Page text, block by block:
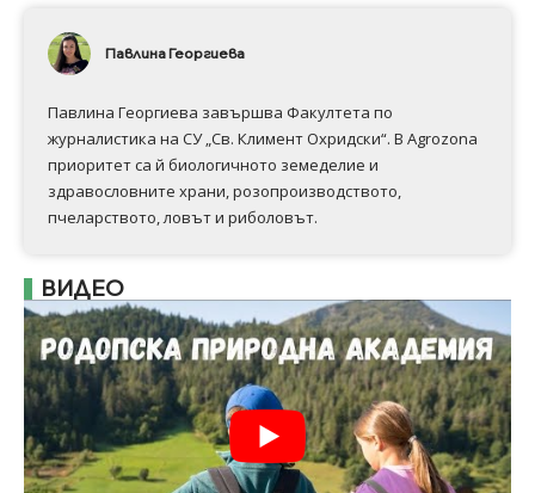
Павлина Георгиева
Павлина Георгиева завършва Факултета по
журналистика на СУ „Св. Климент Охридски“. В Аgrozona
приоритет са й биологичното земеделие и
здравословните храни, розопроизводството,
пчеларството, ловът и риболовът.
ВИДЕО